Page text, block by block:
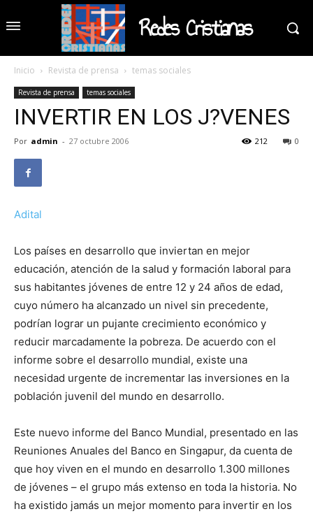
Redes Cristianas
Inicio Revista de prensa temas sociales
Revista de prensa temas sociales
INVERTIR EN LOS J?VENES
Por admin - 27 octubre 2006 0
212
Adital
Los países en desarrollo que inviertan en mejor
educación, atención de la salud y formación laboral para
sus habitantes jóvenes de entre 12 y 24 años de edad,
cuyo número ha alcanzado un nivel sin precedente,
podrían lograr un pujante crecimiento económico y
reducir marcadamente la pobreza. De acuerdo con el
informe sobre el desarrollo mundial, existe una
necesidad urgente de incrementar las inversiones en la
población juvenil del mundo en desarrollo.
Este nuevo informe del Banco Mundial, presentado en las
Reuniones Anuales del Banco en Singapur, da cuenta de
que hoy viven en el mundo en desarrollo 1.300 millones
de jóvenes – el grupo más extenso en toda la historia. No
ha existido jamás un mejor momento para invertir en los